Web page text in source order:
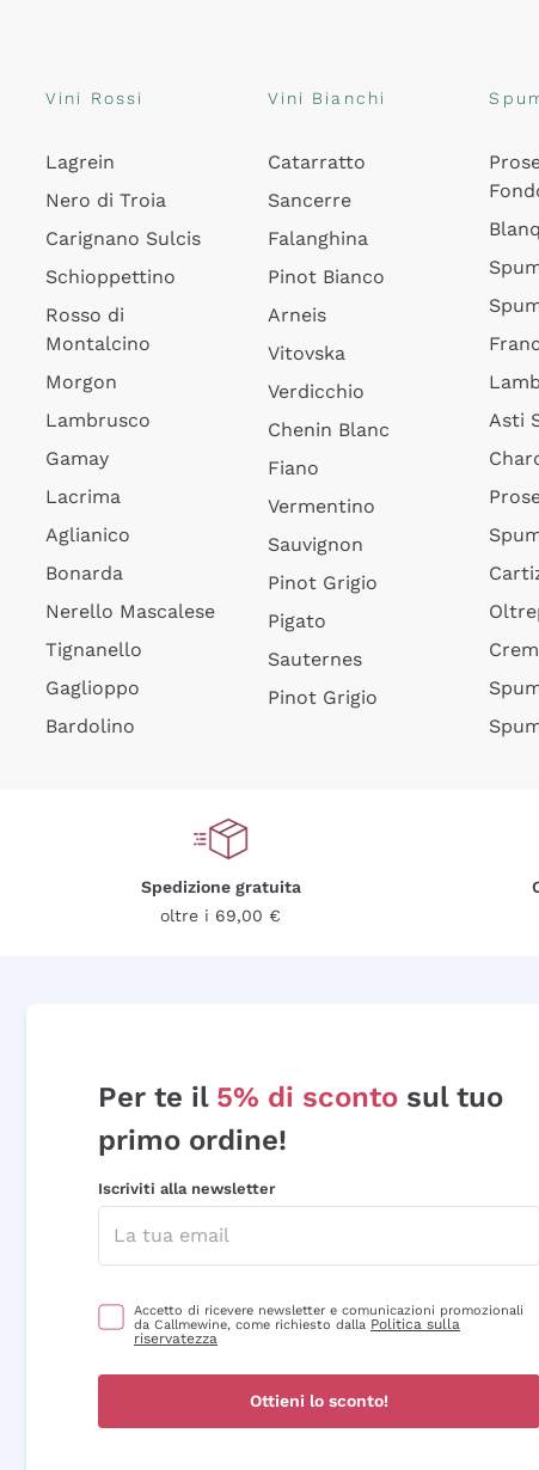
Vini Rossi
Lagrein
Nero di Troia
Carignano Sulcis
Schioppettino
Rosso di
Montalcino
Morgon
Lambrusco
Gamay
Lacrima
Aglianico
Bonarda
Nerello Mascalese
Tignanello
Gaglioppo
Bardolino
Vini Bianchi
Catarratto
Sancerre
Falanghina
Pinot Bianco
Arneis
Vitovska
Verdicchio
Chenin Blanc
Fiano
Vermentino
Sauvignon
Pinot Grigio
Pigato
Sauternes
Pinot Grigio
Asti
Spedizione gratuita
oltre i 69,00 €
Per te il 5% di sconto sul tuo
primo ordine!
Iscriviti alla newsletter
Accetto di ricevere newsletter e comunicazioni promozionali
da Callmewine, come richiesto dalla Politica sulla
riservatezza
Ottieni lo sconto!